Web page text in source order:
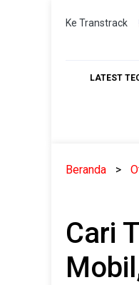
Skip
Ke Transtrack
LATEST
Beranda
Cari